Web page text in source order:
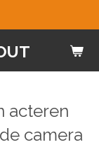
acteren
camera